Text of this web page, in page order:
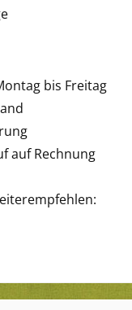
bis Freitag
auf Rechnung